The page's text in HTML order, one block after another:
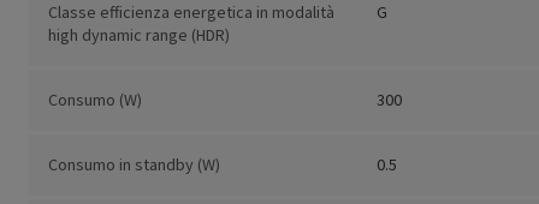
Classe efficienza energetica in modalità
high dynamic range (HDR)
G
Consumo (W) 300
Consumo in standby (W) 0.5